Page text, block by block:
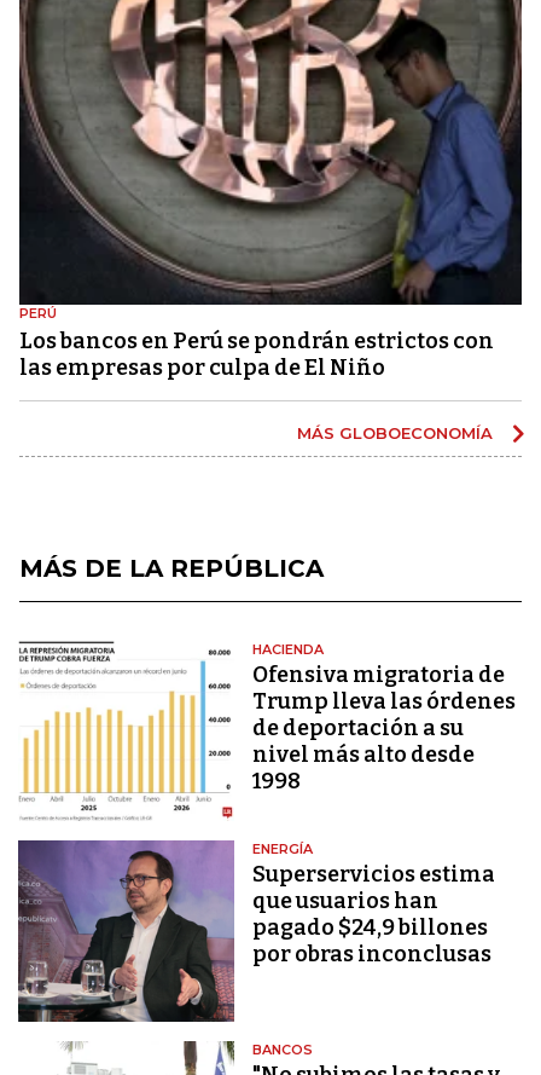
PERÚ
Los bancos en Perú se pondrán estrictos con
las empresas por culpa de El Niño
MÁS GLOBOECONOMÍA
MÁS DE LA REPÚBLICA
HACIENDA
Ofensiva migratoria de
Trump lleva las órdenes
de deportación a su
nivel más alto desde
1998
ENERGÍA
Superservicios estima
que usuarios han
pagado $24,9 billones
por obras inconclusas
BANCOS